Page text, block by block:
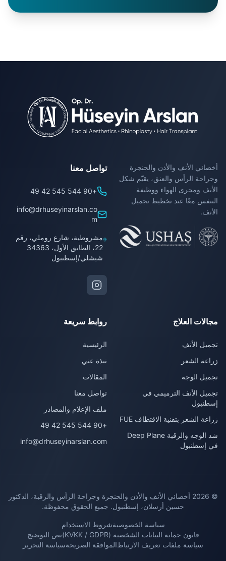
أخصائي الأنف والأذن والحنجرة
وجراحة الرأس والعنق، يقيّم شكل
الأنف ومجرى الهواء ووظيفة
التنفس معًا عند تخطيط تجميل
الأنف.
مجالات العلاج
تجميل الأنف
زراعة الشعر
تجميل الوجه
تجميل الأنف الترميمي في
إسطنبول
زراعة الشعر بتقنية الاقتطاف FUE
شد الوجه والرقبة Deep Plane
في إسطنبول
روابط سريعة
الرئيسية
نبذة عني
المقالات
تواصل معنا
ملف الإعلام والمصادر
+90 544 545 42 49
info@drhuseyinarslan.com
تواصل معنا
+90 544 545 42 49
info@drhuseyinarslan.co
m
مشروطية، شارع روملي، رقم
22، الطابق الأول، 34363
شيشلي/إسطنبول
© 2026 أخصائي الأنف والأذن والحنجرة وجراحة الرأس والرقبة، الدكتور
حسين أرسلان، إسطنبول. جميع الحقوق محفوظة.
سياسة الخصوصيةشروط الاستخدام
قانون حماية البيانات الشخصية (KVKK / GDPR)
نص التوضيح
سياسة ملفات تعريف الارتباطالموافقة الصريحةسياسة التحرير